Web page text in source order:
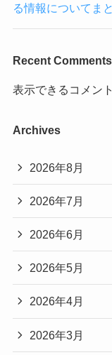
る情報についてま
Recent Comments
表示できるコメン
Archives
2026年8月
2026年7月
2026年6月
2026年5月
2026年4月
2026年3月